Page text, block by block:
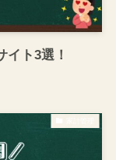
ト3選！